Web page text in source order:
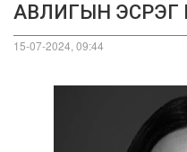
АВЛИГЫН ЭСРЭГ
15-07-2024, 09:44